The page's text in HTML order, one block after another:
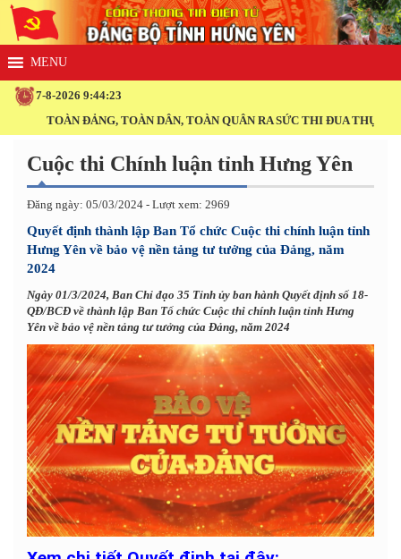
7-8-2026 9:44:23
TOÀN ĐẢNG, TOÀN DÂN, TOÀN QUÂN RA SỨC THI ĐUA THỰC
Cuộc thi Chính luận tỉnh Hưng Yên
Đăng ngày: 05/03/2024 - Lượt xem: 2969
Quyết định thành lập Ban Tổ chức Cuộc thi chính luận tỉnh
Hưng Yên về bảo vệ nền tảng tư tưởng của Đảng, năm
2024
Ngày 01/3/2024, Ban Chỉ đạo 35 Tỉnh ủy ban hành Quyết định số 18-
QĐ/BCĐ về thành lập Ban Tổ chức Cuộc thi chính luận tỉnh Hưng
Yên về bảo vệ nền tảng tư tưởng của Đảng, năm 2024